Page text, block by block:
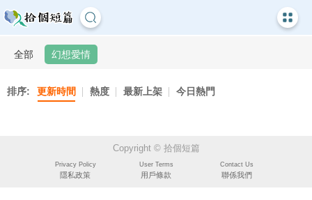
全部 幻想愛情
排序: 更新時間 熱度 最新上架 今日熱門
Copyright © 拾個短篇
Privacy Policy
隱私政策
User Terms
用戶條款
Contact Us
聯係我們